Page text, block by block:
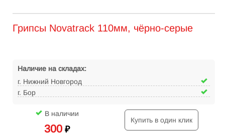
Грипсы Novatrack 110мм, чёрно-серые
Наличие на складах:
г. Нижний Новгород
г. Бор
В наличии
300 ₽
Купить в один клик